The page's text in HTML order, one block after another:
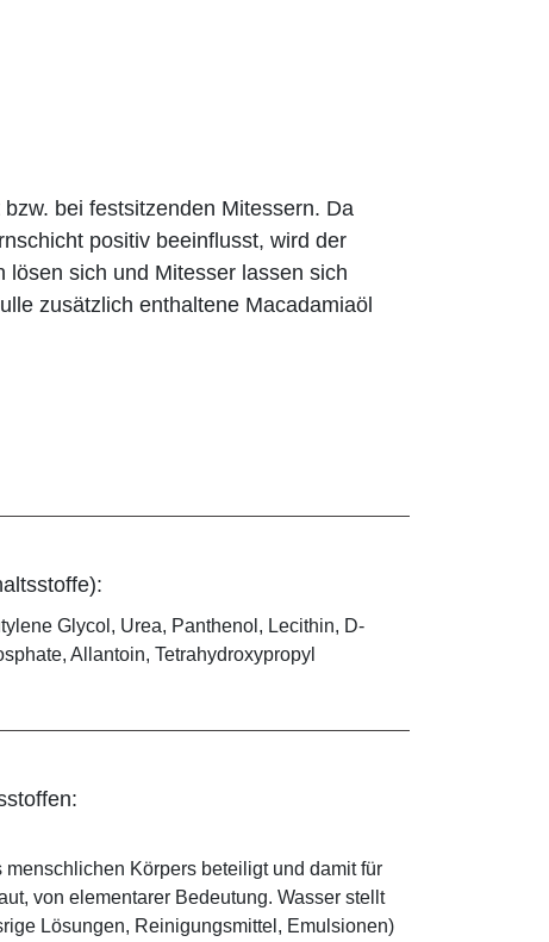
bei festsitzenden Mitessern. Da
positiv beeinflusst, wird der
lösen sich und Mitesser lassen sich
zusätzlich enthaltene Macadamiaöl
Glycol, Urea, Panthenol, Lecithin, D-
Allantoin, Tetrahydroxypropyl
Körpers beteiligt und damit für
von elementarer Bedeutung. Wasser stellt
Lösungen, Reinigungsmittel, Emulsionen)